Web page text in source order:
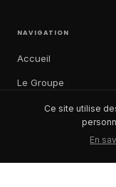
NAVIGATION
Accueil
Le Groupe
Notre histoire
Ce site utilise
En